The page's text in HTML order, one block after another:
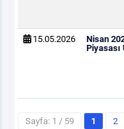
15.05.2026
Nisan
Piyasası
Sayfa: 1 / 59 1 2